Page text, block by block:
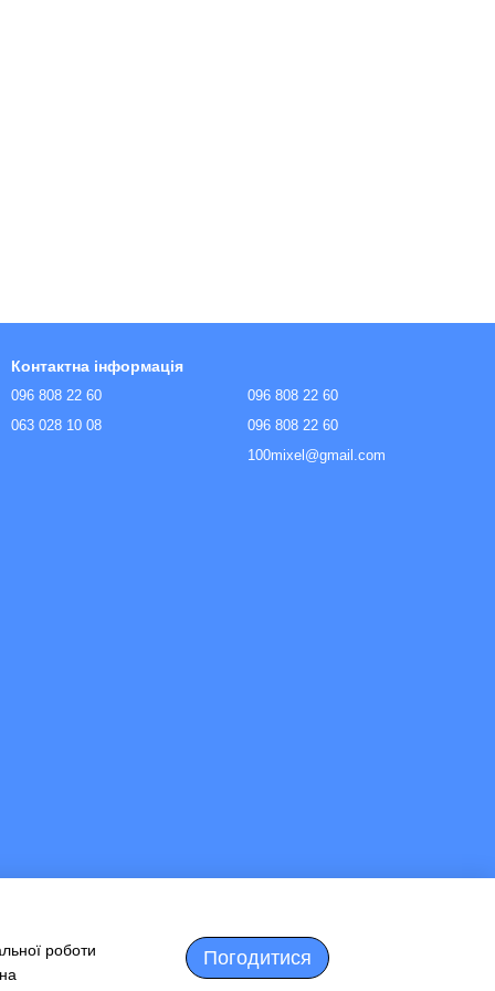
Контактна інформація
096 808 22 60
063 028 10 08
096 808 22 60
096 808 22 60
100mixel@gmail.com
роботи
Погодитися